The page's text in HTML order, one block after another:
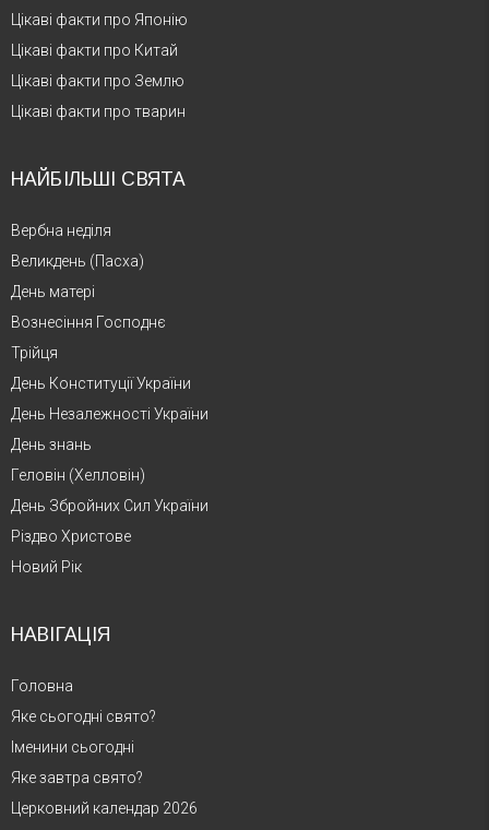
Цікаві факти про Японію
Цікаві факти про Китай
Цікаві факти про Землю
Цікаві факти про тварин
НАЙБІЛЬШІ СВЯТА
Вербна неділя
Великдень (Пасха)
День матері
Вознесіння Господнє
Трійця
День Конституції України
День Незалежності України
День знань
Геловін (Хелловін)
День Збройних Сил України
Різдво Христове
Новий Рік
НАВІГАЦІЯ
Головна
Яке сьогодні свято?
Іменини сьогодні
Яке завтра свято?
Церковний календар 2026